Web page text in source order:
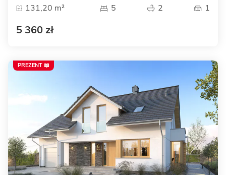
131,20 m²
5 2 1
5 360 zł
PREZENT 📖